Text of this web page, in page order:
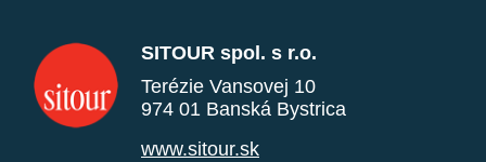
SITOUR spol. s r.o.
Terézie Vansovej 10
974 01 Banská Bystrica
www.sitour.sk